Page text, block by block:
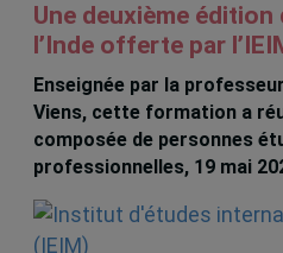
Une deuxième édition
l’Inde offerte par
Enseignée par la
Viens, cette formation a
composée de personnes
professionnelles, 19 mai